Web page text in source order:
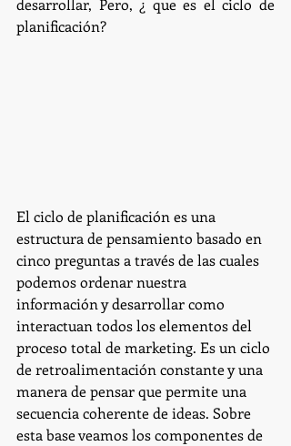
desarrollar, Pero, ¿ que es el ciclo de
planificación?
El ciclo de planificación es una
estructura de pensamiento basado en
cinco preguntas a través de las cuales
podemos ordenar nuestra
información y desarrollar como
interactuan todos los elementos del
proceso total de marketing. Es un ciclo
de retroalimentación constante y una
manera de pensar que permite una
secuencia coherente de ideas. Sobre
esta base veamos los componentes de